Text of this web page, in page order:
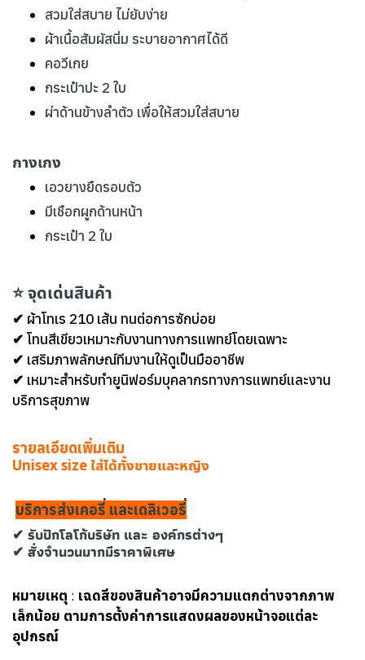
สวมใส่สบาย ไม่ยับง่าย
ผ้าเนื้อสัมผัสนิ่ม ระบายอากาศได้ดี
คอวีเกย
กระเป๋าปะ 2 ใบ
ผ่าด้านข้างลำตัว เพื่อให้สวมใส่สบาย
กางเกง
เอวยางยืดรอบตัว
มีเชือกผูกด้านหน้า
กระเป๋า 2 ใบ
⭐ จุดเด่นสินค้า
✔ ผ้าโทเร 210 เส้น ทนต่อการซักบ่อย
✔ โทนสีเขียวเหมาะกับงานทางการแพทย์โดยเฉพาะ
✔ เสริมภาพลักษณ์ทีมงานให้ดูเป็นมืออาชีพ
✔ เหมาะสำหรับทำยูนิฟอร์มบุคลากรทางการแพทย์และงาน
บริการสุขภาพ
รายลเอียดเพิ่มเติม
Unisex size ใส่ได้ทั้งชายและหญิง
บริการส่งเคอรี่ และเดลิเวอรี่
✔ รับปักโลโก้บริษัท และ องค์กรต่างๆ
✔ สั่งจำนวนมากมีราคาพิเศษ
หมายเหตุ : เฉดสีของสินค้าอาจมีความแตกต่างจากภาพ
เล็กน้อย ตามการตั้งค่าการแสดงผลของหน้าจอแต่ละ
อุปกรณ์